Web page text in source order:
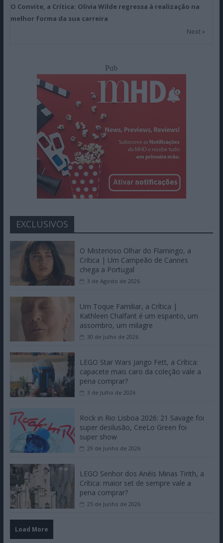
O Convite, a Crítica: Olivia Wilde regressa à realização na
melhor forma da sua carreira
Next »
Pub
EXCLUSIVOS
O Misterioso Olhar do Flamingo, a
Crítica | Um Campeão de Cannes
chega a Portugal
3 de Agosto de 2026
Um Toque Familiar, a Crítica |
Kathleen Chalfant é um espanto, um
assombro, um milagre
30 de Julho de 2026
LEGO Star Wars Jango Fett, a Crítica:
capacete mais caro da coleção vale a
pena comprar?
3 de Julho de 2026
Rock in Rio Lisboa 2026: 21 Savage foi
super desilusão, CeeLo Green foi
super show
29 de Junho de 2026
LEGO Senhor dos Anéis Minas Tirith, a
Crítica: maior set de sempre vale a
pena comprar?
25 de Junho de 2026
Load More